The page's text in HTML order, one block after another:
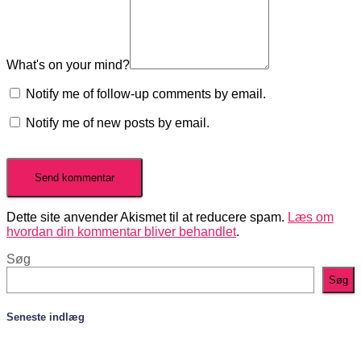
What's on your mind?
Notify me of follow-up comments by email.
Notify me of new posts by email.
Dette site anvender Akismet til at reducere spam. Læs om
hvordan din kommentar bliver behandlet.
Søg
Søg
Seneste indlæg